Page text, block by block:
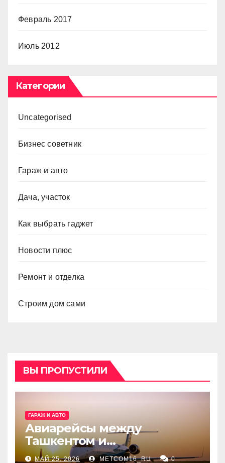
Февраль 2017
Июль 2012
Категории
Uncategorised
Бизнес советник
Гараж и авто
Дача, участок
Как выбрать гаджет
Новости плюс
Ремонт и отделка
Строим дом сами
ВЫ ПРОПУСТИЛИ
ГАРАЖ И АВТО
Авиарейсы между
Ташкентом и
Екатеринбургом
МАЙ 25, 2026 METCOM16_RU 0